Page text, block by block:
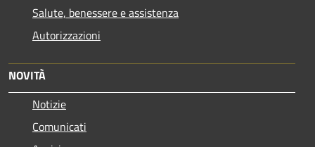
Salute, benessere e assistenza
Autorizzazioni
NOVITÀ
Notizie
Comunicati